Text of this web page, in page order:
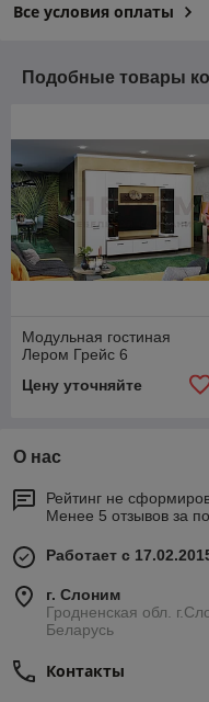
Все условия оплаты
Подобные товары
Модульная гостиная
Лером Грейс 6
Цену уточняйте
О нас
Рейтинг не
Менее 5 отзывов за
Работает с
г. Слоним
Гродненская обл.
Беларусь
Контакты